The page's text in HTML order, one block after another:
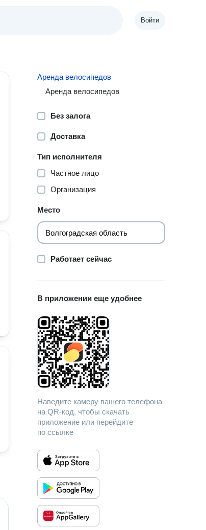
Войти
Аренда велосипедов
Аренда велосипедов
Без залога
Доставка
Тип исполнителя
Частное лицо
Организация
Место
Работает сейчас
В приложении еще удобнее
Наведите камеру вашего телефона
на QR-код, чтобы скачать
приложение или перейдите
по ссылке